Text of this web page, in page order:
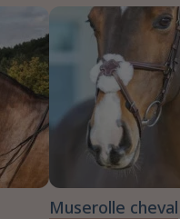
Muserolle cheval